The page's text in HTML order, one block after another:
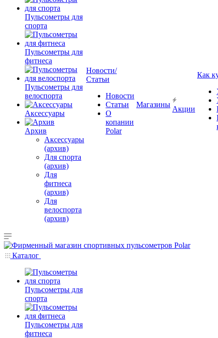
Пульсометры для
спорта
Пульсометры для
фитнеса
Пульсометры для
велоспорта
Аксессуары
Архив
Аксессуары
(архив)
Для спорта
(архив)
Для
фитнеса
(архив)
Для
велоспорта
(архив)
Новости/
Статьи
Новости
Статьи
О
копании
Polar
Магазины
Акции
Как
Каталог
Пульсометры для
спорта
Пульсометры для
фитнеса